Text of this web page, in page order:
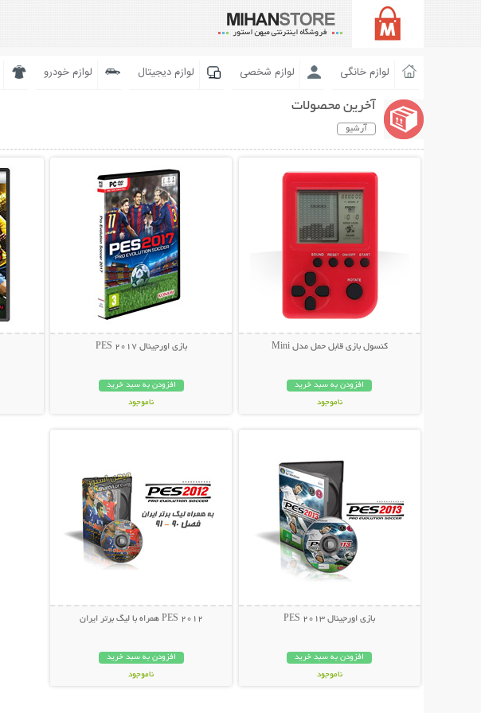
لوازم خانگی لوازم شخصی لوازم دیجیتال لوازم خودرو
آخرین محصولات
آرشیو
کنسول بازی قابل حمل مدل Mini
افزودن به سبد خرید
ناموجود
بازی اورجینال PES 2017
افزودن به سبد خرید
ناموجود
بازی اورجینال PES 2013
افزودن به سبد خرید
ناموجود
PES 2012 همراه با لیگ برتر ایران
افزودن به سبد خرید
ناموجود